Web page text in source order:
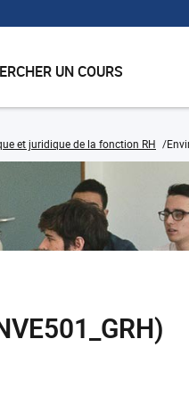
UN COURS
et juridique de la fonction RH